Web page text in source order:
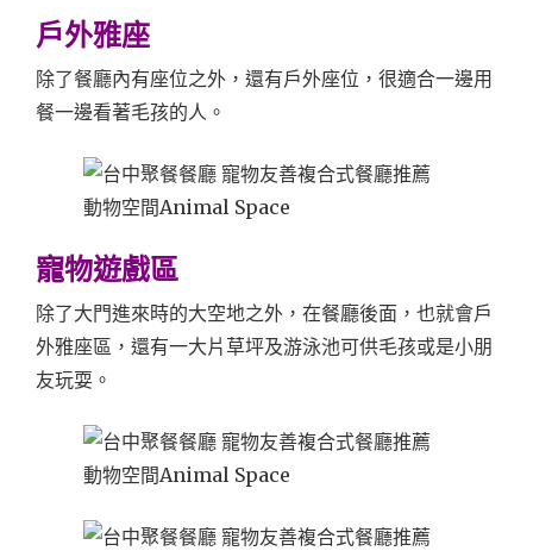
戶外雅座
除了餐廳內有座位之外，還有戶外座位，很適合一邊用
餐一邊看著毛孩的人。
寵物遊戲區
除了大門進來時的大空地之外，在餐廳後面，也就會戶
外雅座區，還有一大片草坪及游泳池可供毛孩或是小朋
友玩耍。